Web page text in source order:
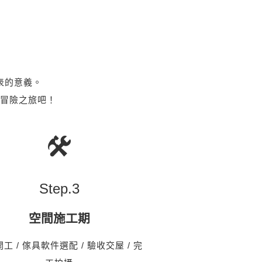
意義。
險之旅吧！
Step.3
空間施工期
工 / 傢具軟件選配 / 驗收交屋 / 完